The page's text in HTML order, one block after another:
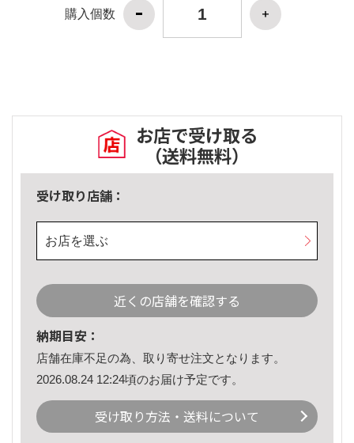
購入個数
お店で受け取る
（送料無料）
受け取り店舗：
お店を選ぶ
近くの店舗を確認する
納期目安：
店舗在庫不足の為、取り寄せ注文となります。
2026.08.24 12:24頃のお届け予定です。
受け取り方法・送料について